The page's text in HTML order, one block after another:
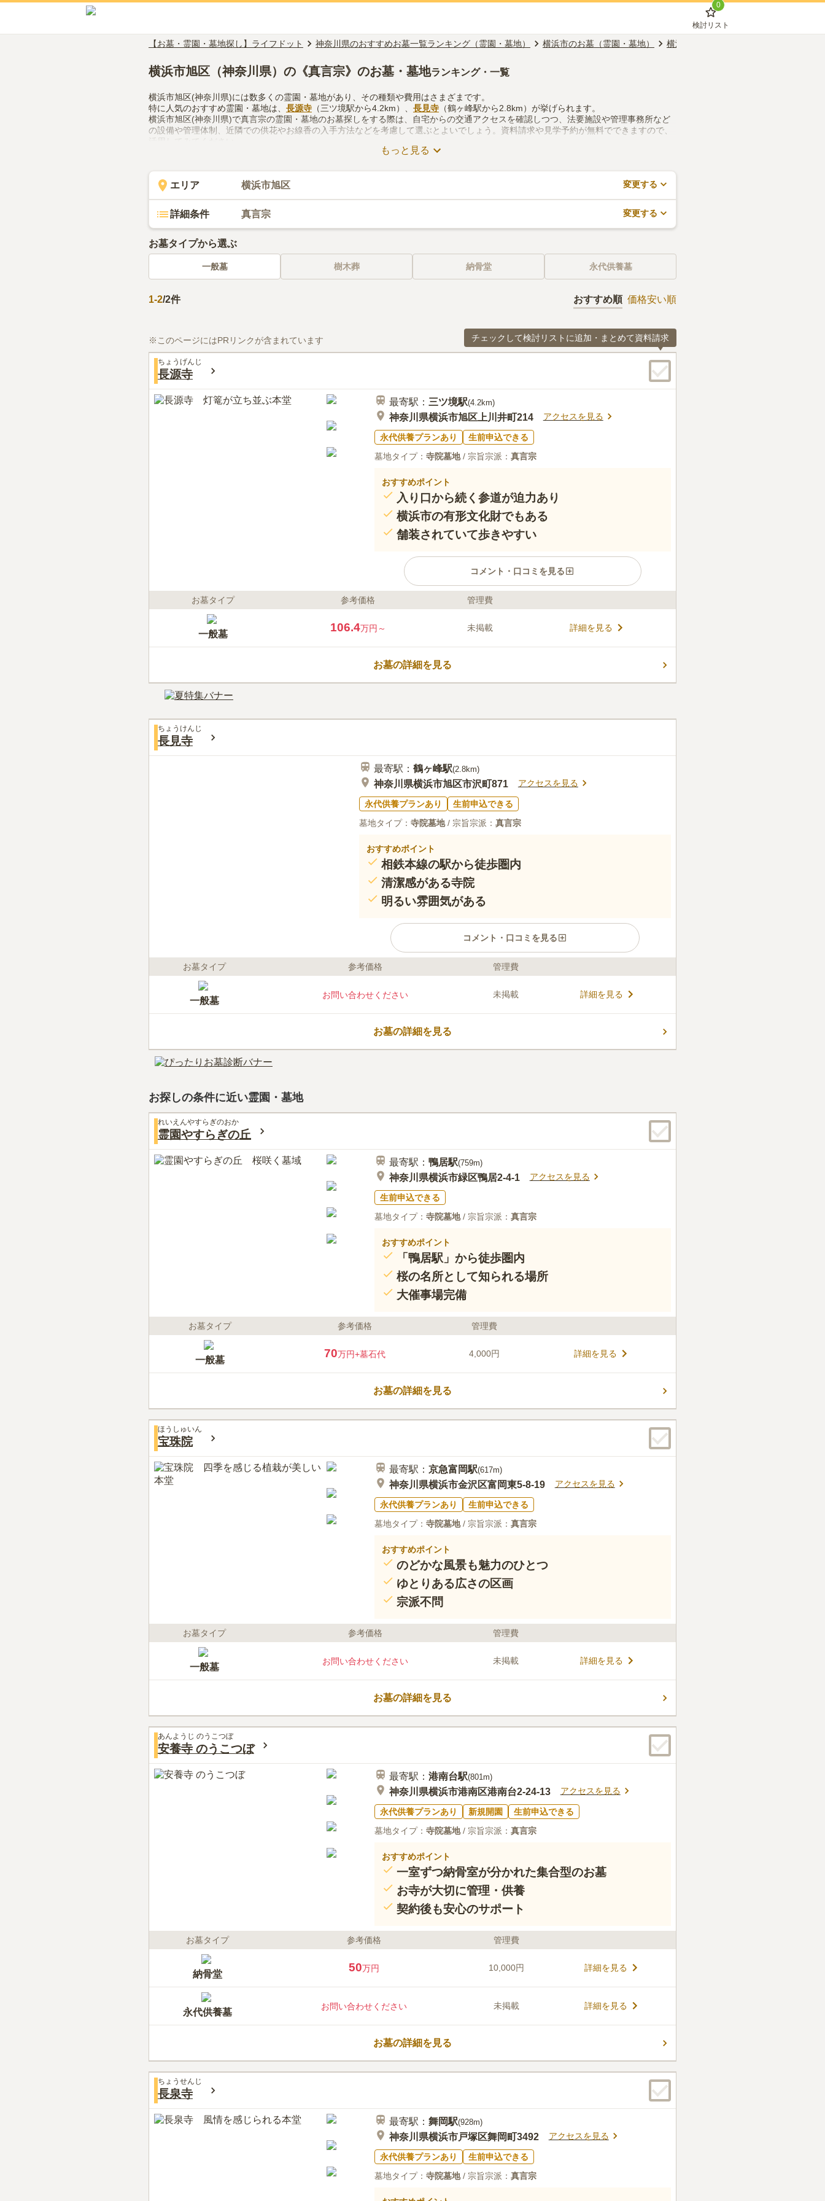
0
検討リスト
【お墓・霊園・墓地探し】ライフドット 神奈川県のおすすめお墓一覧ランキング（霊園・墓地） 横浜市のお墓（霊園・墓地） 横浜市旭区のお墓（霊園・墓地）
横浜市旭区（神奈川県）の《真言宗》のお墓・墓地ランキング・一覧
横浜市旭区(神奈川県)には数多くの霊園・墓地があり、その種類や費用はさまざまです。
特に人気のおすすめ霊園・墓地は、 長源寺 （三ツ境駅から4.2km）、 長見寺 （鶴ヶ峰駅から2.8km）が挙げられます。
横浜市旭区(神奈川県)で真言宗の霊園・墓地のお墓探しをする際は、自宅からの交通アクセスを確認しつつ、法要施設や管理事務所など
の設備や管理体制、近隣での供花やお線香の入手方法などを考慮して選ぶとよいでしょう。資料請求や見学予約が無料でできますので、
活用してみてください。
もっと見る
エリア 横浜市旭区 変更する
詳細条件 真言宗 変更する
お墓タイプから選ぶ
一般墓 樹木葬 納骨堂 永代供養墓
1-2/2件 おすすめ順 価格安い順
※このページにはPRリンクが含まれています チェックして検討リストに追加・まとめて資料請求
ちょうげんじ
長源寺
最寄駅： 三ツ境駅(4.2km)
神奈川県横浜市旭区上川井町214 アクセスを見る
永代供養プランあり
生前申込できる
墓地タイプ： 寺院墓地/ 宗旨宗派： 真言宗
おすすめポイント
入り口から続く参道が迫力あり
横浜市の有形文化財でもある
舗装されていて歩きやすい
コメント・口コミを見る
ライフドット編集部のコメント
て自然に溢れていて居心地の良い場所が広がっています。本尊
にある大日如来坐像は歴史的な価値が高いことで知られ、横浜
市の有形文化財に指定されています。鐘楼の美しい音色を聞き
ながらのお参りもできます。駐車場があるために、車で訪問し
たいという方に向いています。
30代男性
周りは閑静な環境であり、墓の手入れは整っている。ことた
口コミの続きを読む
お墓タイプ 参考価格 管理費
一般墓
106.4万円～ 未掲載 詳細を見る
お墓の詳細を見る
ちょうけんじ
長見寺
最寄駅： 鶴ヶ峰駅(2.8km)
神奈川県横浜市旭区市沢町871 アクセスを見る
永代供養プランあり
生前申込できる
墓地タイプ： 寺院墓地/ 宗旨宗派： 真言宗
おすすめポイント
相鉄本線の駅から徒歩圏内
清潔感がある寺院
明るい雰囲気がある
コメント・口コミを見る
ライフドット編集部のコメント
することができます。また、日当たりが良いので天気が良い日には
気持ちよくお参り可能です。保土ヶ谷バイパスの新桜ケ丘ICからも
近く、駐車場もあって車での訪問もできます。管理が行き届いてい
て、安心してお墓を利用することができるのも魅力の一つとなって
います。
お墓タイプ 参考価格 管理費
一般墓
お問い合わせください 未掲載 詳細を見る
お墓の詳細を見る
お探しの条件に近い霊園・墓地
れいえんやすらぎのおか
霊園やすらぎの丘
最寄駅： 鴨居駅(759m)
神奈川県横浜市緑区鴨居2-4-1 アクセスを見る
生前申込できる
墓地タイプ： 寺院墓地/ 宗旨宗派： 真言宗
おすすめポイント
「鴨居駅」から徒歩圏内
桜の名所として知られる場所
大催事場完備
お墓タイプ 参考価格 管理費
一般墓
70万円+墓石代 4,000円 詳細を見る
お墓の詳細を見る
ほうしゅいん
宝珠院
最寄駅： 京急富岡駅(617m)
神奈川県横浜市金沢区富岡東5-8-19 アクセスを見る
永代供養プランあり
生前申込できる
墓地タイプ： 寺院墓地/ 宗旨宗派： 真言宗
おすすめポイント
のどかな風景も魅力のひとつ
ゆとりある広さの区画
宗派不問
お墓タイプ 参考価格 管理費
一般墓
お問い合わせください 未掲載 詳細を見る
お墓の詳細を見る
あんようじ のうこつぼ
安養寺 のうこつぼ
最寄駅： 港南台駅(801m)
神奈川県横浜市港南区港南台2-24-13 アクセスを見る
永代供養プランあり 新規開園
生前申込できる
墓地タイプ： 寺院墓地/ 宗旨宗派： 真言宗
おすすめポイント
一室ずつ納骨室が分かれた集合型のお墓
お寺が大切に管理・供養
契約後も安心のサポート
お墓タイプ 参考価格 管理費
納骨堂
50万円 10,000円 詳細を見る
永代供養墓
お問い合わせください 未掲載 詳細を見る
お墓の詳細を見る
ちょうせんじ
長泉寺
最寄駅： 舞岡駅(928m)
神奈川県横浜市戸塚区舞岡町3492 アクセスを見る
永代供養プランあり
生前申込できる
墓地タイプ： 寺院墓地/ 宗旨宗派： 真言宗